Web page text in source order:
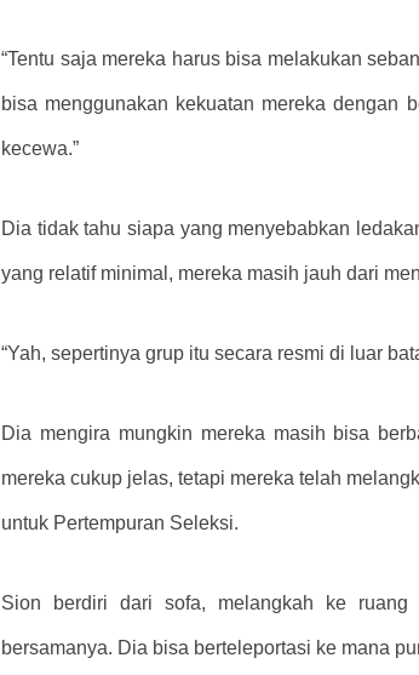
“Tentu saja mereka harus bisa melakukan
bisa menggunakan kekuatan mereka dengan
kecewa.”
Dia tidak tahu siapa yang menyebabkan
yang relatif minimal, mereka masih jauh dari
“Yah, sepertinya grup itu secara resmi di luar
Dia mengira mungkin mereka masih bisa
mereka cukup jelas, tetapi mereka telah
untuk Pertempuran Seleksi.
Sion berdiri dari sofa, melangkah ke
bersamanya. Dia bisa berteleportasi ke mana